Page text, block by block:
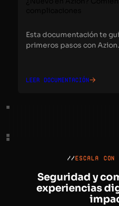
Esta documentación te
primeros pasos con Azion.
Leer documentación
//ESCALA CON
Seguridad y
experiencias